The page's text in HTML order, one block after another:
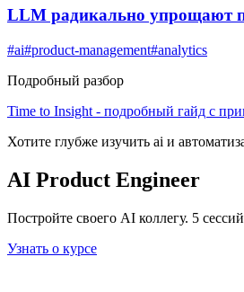
LLM радикально упрощают
#ai#product-management#analytics
Подробный разбор
Time to Insight - подробный гайд с
Хотите глубже изучить ai и
AI Product Engineer
Постройте своего AI коллегу. 5
Узнать о курсе